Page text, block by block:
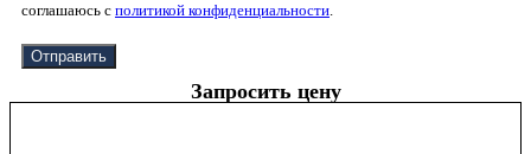
соглашаюсь с политикой конфиденциальности.
Отправить
Запросить цену